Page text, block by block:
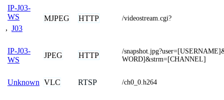
IP-J03-
WS
, J03
MJPEG HTTP /videostream.cgi?
IP-J03-
WS
JPEG HTTP
/
WORD]&strm=[CHANNEL]
Unknown VLC RTSP /ch0_0.h264